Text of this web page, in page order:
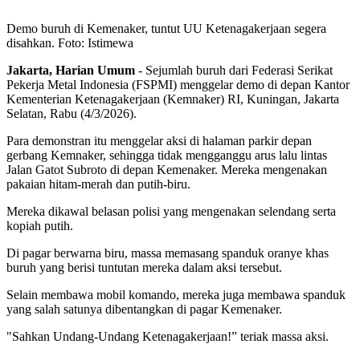
Demo buruh di Kemenaker, tuntut UU Ketenagakerjaan segera
disahkan. Foto: Istimewa
Jakarta, Harian Umum - Sejumlah buruh dari Federasi Serikat
Pekerja Metal Indonesia (FSPMI) menggelar demo di depan Kantor
Kementerian Ketenagakerjaan (Kemnaker) RI, Kuningan, Jakarta
Selatan, Rabu (4/3/2026).
Para demonstran itu menggelar aksi di halaman parkir depan
gerbang Kemnaker, sehingga tidak mengganggu arus lalu lintas
Jalan Gatot Subroto di depan Kemenaker. Mereka mengenakan
pakaian hitam-merah dan putih-biru.
Mereka dikawal belasan polisi yang mengenakan selendang serta
kopiah putih.
Di pagar berwarna biru, massa memasang spanduk oranye khas
buruh yang berisi tuntutan mereka dalam aksi tersebut.
Selain membawa mobil komando, mereka juga membawa spanduk
yang salah satunya dibentangkan di pagar Kemenaker.
"Sahkan Undang-Undang Ketenagakerjaan!” teriak massa aksi.